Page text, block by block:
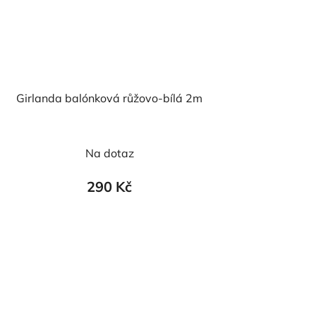
Girlanda balónková růžovo-bílá 2m
Na dotaz
290 Kč